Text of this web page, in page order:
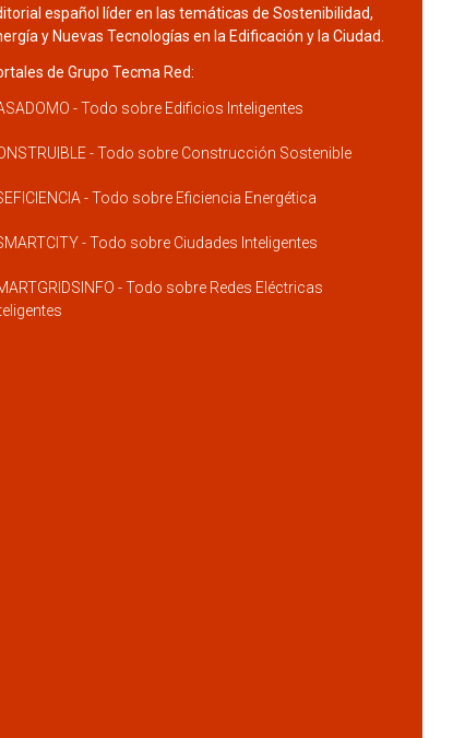
español líder en las temáticas de Sostenibilidad,
y Nuevas Tecnologías en la Edificación y la Ciudad.
de Grupo Tecma Red:
- Todo sobre Edificios Inteligentes
- Todo sobre Construcción Sostenible
- Todo sobre Eficiencia Energética
- Todo sobre Ciudades Inteligentes
- Todo sobre Redes Eléctricas